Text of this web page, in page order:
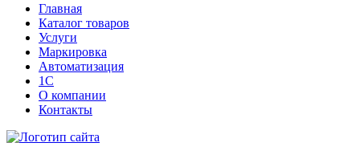
Главная
Каталог товаров
Услуги
Маркировка
Автоматизация
1С
О компании
Контакты